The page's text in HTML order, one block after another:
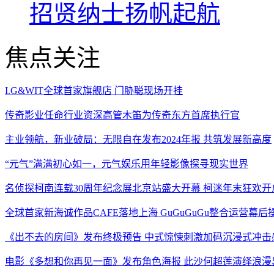
招贤纳士扬帆起航
焦点关注
I.G&WIT全球首家旗舰店 门胁聪现场开挂
传奇影业任命行业资深高管木笛为传奇东方首席执行官
主业领航，新业破局：无限自在发布2024年报 共筑发展新高度
“元气”满满初心如一，元气娱乐用年轻影像探寻现实世界
名侦探柯南连载30周年纪念展北京站盛大开幕 柯迷年末狂欢开
全球首家新海诚作品CAFE落地上海 GuGuGuGu整合运营幕后
《出不去的房间》发布终极预告 中式惊悚刺激加码沉浸式冲击
电影《多想和你再见一面》发布角色海报 此沙何超莲演绎浪